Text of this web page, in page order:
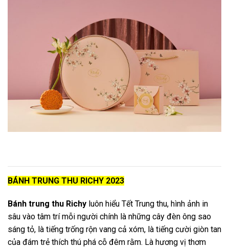
BÁNH TRUNG THU RICHY 2023
Bánh trung thu Richy luôn hiểu Tết Trung thu, hình ảnh in
sâu vào tâm trí mỗi người chính là những cây đèn ông sao
sáng tỏ, là tiếng trống rộn vang cả xóm, là tiếng cười giòn tan
của đám trẻ thích thú phá cỗ đêm rằm. Là hương vị thơm